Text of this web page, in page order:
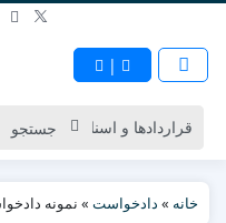
|
خانه » دادخواست » نمونه